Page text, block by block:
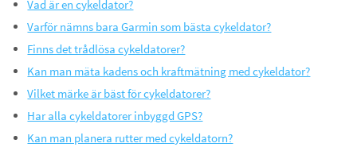
Vad är en cykeldator?
Varför nämns bara Garmin som bästa cykeldator?
Finns det trådlösa cykeldatorer?
Kan man mäta kadens och kraftmätning med cykeldator?
Vilket märke är bäst för cykeldatorer?
Har alla cykeldatorer inbyggd GPS?
Kan man planera rutter med cykeldatorn?